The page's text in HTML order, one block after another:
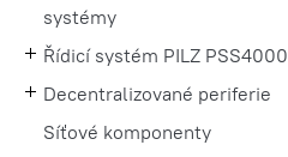
systémy
Řídicí systém PILZ PSS4000
Decentralizované periferie
Síťové komponenty